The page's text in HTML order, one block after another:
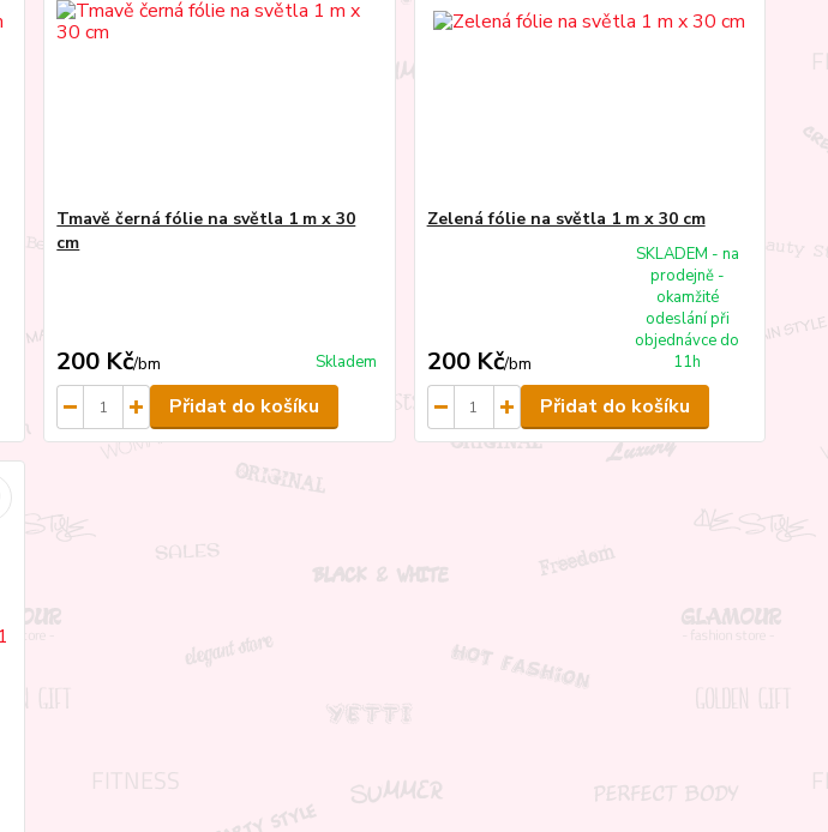
Tmavě černá fólie na světla 1 m x 30
cm
200 Kč/bm Skladem
Přidat do košíku
Zelená fólie na světla 1 m x 30 cm
200 Kč/bm
SKLADEM - na
prodejně -
okamžité
odeslání při
objednávce do
11h
Přidat do košíku